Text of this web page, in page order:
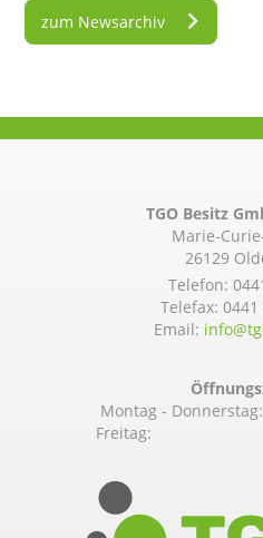
zum Newsarchiv
TGO Besitz
Marie-
26129
Telefon:
Telefax:
Email:
Montag -
Freitag: